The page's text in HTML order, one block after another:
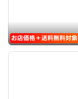
お店価格＋送料無料対象